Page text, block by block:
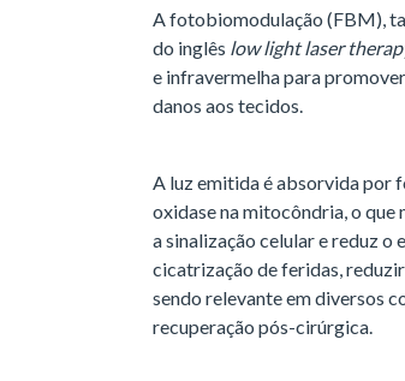
A fotobiomodulação (FBM),
do inglês low light laser
e infravermelha para
danos aos tecidos.
A luz emitida é absorvida por
oxidase na mitocôndria, o
a sinalização celular e reduz o
cicatrização de feridas,
sendo relevante em diversos
recuperação pós-cirúrgica.